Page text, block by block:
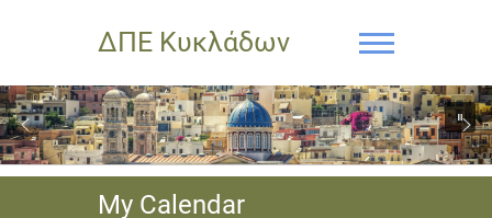
ΔΠΕ Κυκλάδων
My Calendar